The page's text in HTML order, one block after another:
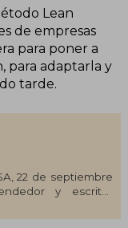
Lean
de empresas
para poner a
para adaptarla y
tarde.
22 de septiembre
y escritor
movimiento Lean
Yale y cofundar